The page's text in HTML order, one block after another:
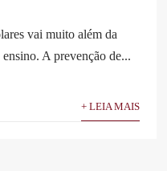
vai muito além da
A prevenção de...
+ LEIA MAIS